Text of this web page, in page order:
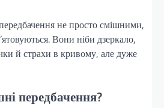
не просто смішними,
Вони ніби дзеркало,
й страхи в кривому, але дуже
передбачення?